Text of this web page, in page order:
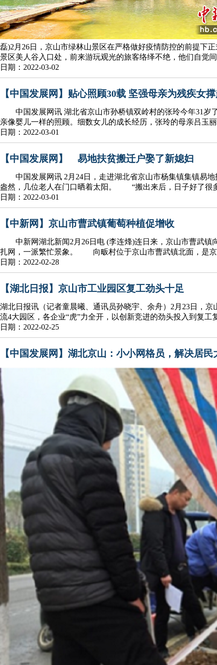
磊)2月26日，京山市绿林山景区在严格做好疫情防控的前提
景区美人谷入口处，前来游玩观光的旅客络绎不绝，他们自觉间
日期：2022-03-02
【中国发展网】贴心照顾30载 坚强母亲为残疾女
中国发展网讯 湖北省京山市孙桥镇双岭村的张玲今年31岁
亲像婴儿一样的照顾。细数女儿的成长经历，张玲的母亲吕玉
日期：2022-03-01
【中国发展网】 易地扶贫搬迁户娶了新媳妇
中国发展网讯 2月24日，走进湖北省京山市杨集镇集镇易地
盎然，几位老人在门口晒着太阳。 “搬出来后，日子好了很
日期：2022-03-01
【中新网】京山市曹武镇葡萄种植促增收
中新网湖北新闻2月26日电 (李连烽)连日来，京山市曹武镇
扎网，一派繁忙景象。 向畈村位于京山市曹武镇北面，是京
日期：2022-02-28
【湖北日报】京山市工业园区复工劲头十足
湖北日报讯（记者童晨曦、通讯员孙晓宇、余舟）2月23日，
流4大园区，各企业“虎”力全开，以创新竞进的劲头投入到复工
日期：2022-02-25
【中国发展网】湖北京山：小小网格员，解决居民